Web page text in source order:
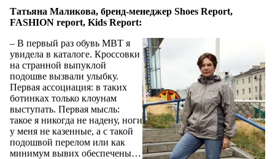
Татьяна Маликова, бренд-менеджер Shoes Report,
FASHION report, Kids Report:
– В первый раз обувь MBT я
увидела в каталоге. Кроссовки
на странной выпуклой
подошве вызвали улыбку.
Первая ассоциация: в таких
ботинках только клоунам
выступать. Первая мысль:
такое я никогда не надену, ноги
у меня не казенные, а с такой
подошвой перелом или как
минимум вывих обеспечены…